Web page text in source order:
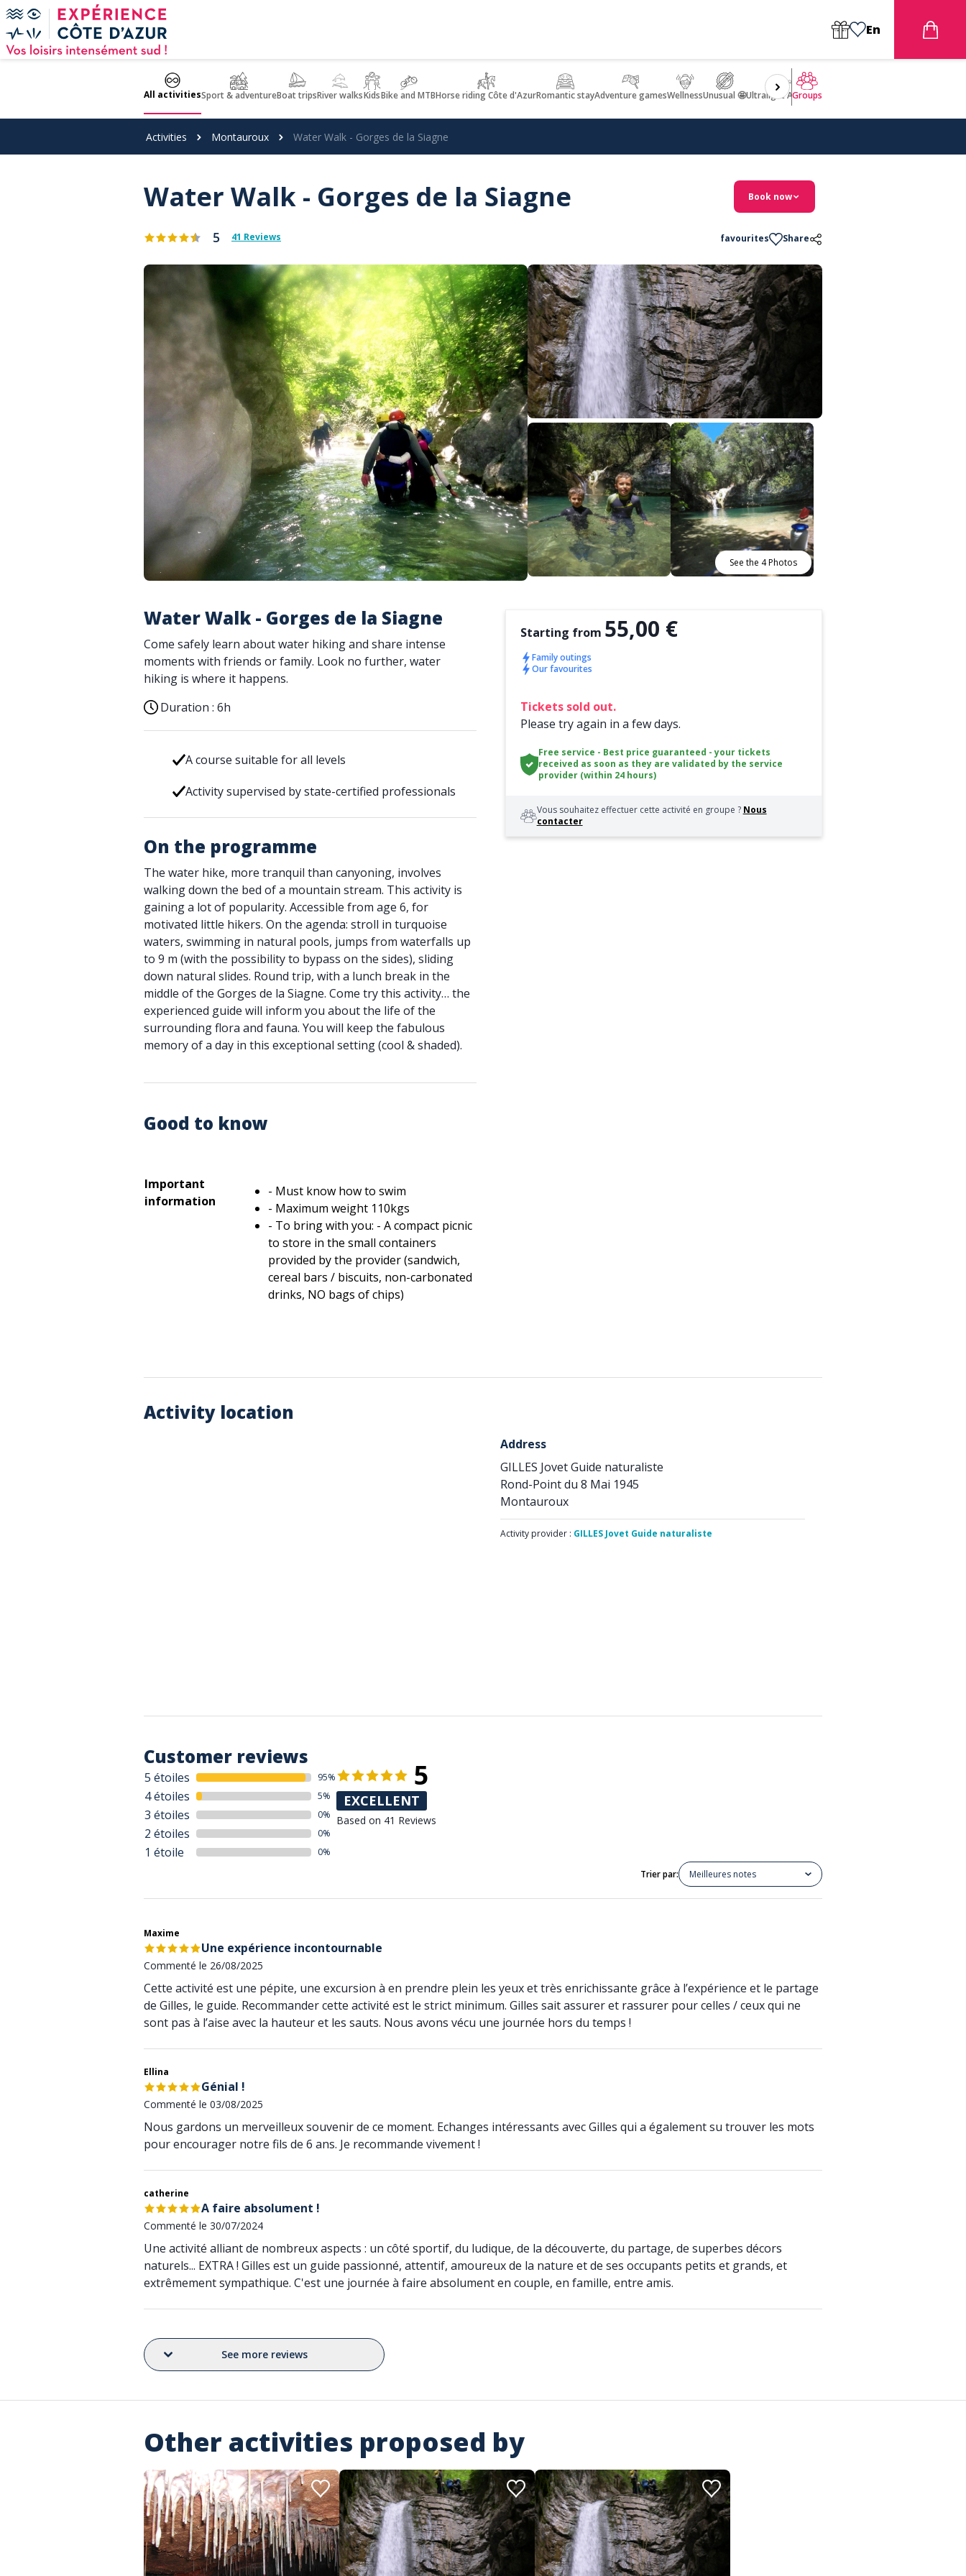
Cookies management panel
En
All activitiesSport & adventureBoat tripsRiver walksKidsBike and MTBHorse riding Côte d'AzurRomantic stayAdventure gamesWellnessUnusual 🤩Ultralight Aircraft Flight
Groups
Activities Montauroux Water Walk - Gorges de la Siagne
Water Walk - Gorges de la Siagne Book now
5 41 Reviews favourites Share
See the 4 Photos
Water Walk - Gorges de la Siagne
Come safely learn about water hiking and share intense
moments with friends or family. Look no further, water
hiking is where it happens.
Duration : 6h
A course suitable for all levels
Activity supervised by state-certified professionals
On the programme
The water hike, more tranquil than canyoning, involves
walking down the bed of a mountain stream. This activity is
gaining a lot of popularity. Accessible from age 6, for
motivated little hikers. On the agenda: stroll in turquoise
waters, swimming in natural pools, jumps from waterfalls up
to 9 m (with the possibility to bypass on the sides), sliding
down natural slides. Round trip, with a lunch break in the
middle of the Gorges de la Siagne. Come try this activity… the
experienced guide will inform you about the life of the
surrounding flora and fauna. You will keep the fabulous
memory of a day in this exceptional setting (cool & shaded).
Good to know
Important
information
- Must know how to swim
- Maximum weight 110kgs
- To bring with you: - A compact picnic
to store in the small containers
provided by the provider (sandwich,
cereal bars / biscuits, non-carbonated
drinks, NO bags of chips)
Starting from 55,00 €
Family outings
Our favourites
Tickets sold out.
Please try again in a few days.
Free service - Best price guaranteed - your tickets
received as soon as they are validated by the service
provider (within 24 hours)
Vous souhaitez effectuer cette activité en groupe ? Nous
contacter
Activity location
Address
GILLES Jovet Guide naturaliste
Rond-Point du 8 Mai 1945
Montauroux
Activity provider : GILLES Jovet Guide naturaliste
Customer reviews
5 étoiles 95%
4 étoiles 5%
3 étoiles 0%
2 étoiles 0%
1 étoile 0%
5
EXCELLENT
Based on 41 Reviews
Trier par: Meilleures notes
Maxime
Une expérience incontournable
Commenté le 26/08/2025
Cette activité est une pépite, une excursion à en prendre plein les yeux et très enrichissante grâce à l’expérience et le partage
de Gilles, le guide. Recommander cette activité est le strict minimum. Gilles sait assurer et rassurer pour celles / ceux qui ne
sont pas à l’aise avec la hauteur et les sauts. Nous avons vécu une journée hors du temps !
Ellina
Génial !
Commenté le 03/08/2025
Nous gardons un merveilleux souvenir de ce moment. Echanges intéressants avec Gilles qui a également su trouver les mots
pour encourager notre fils de 6 ans. Je recommande vivement !
catherine
A faire absolument !
Commenté le 30/07/2024
Une activité alliant de nombreux aspects : un côté sportif, du ludique, de la découverte, du partage, de superbes décors
naturels... EXTRA ! Gilles est un guide passionné, attentif, amoureux de la nature et de ses occupants petits et grands, et
extrêmement sympathique. C'est une journée à faire absolument en couple, en famille, entre amis.
See more reviews
Other activities proposed by